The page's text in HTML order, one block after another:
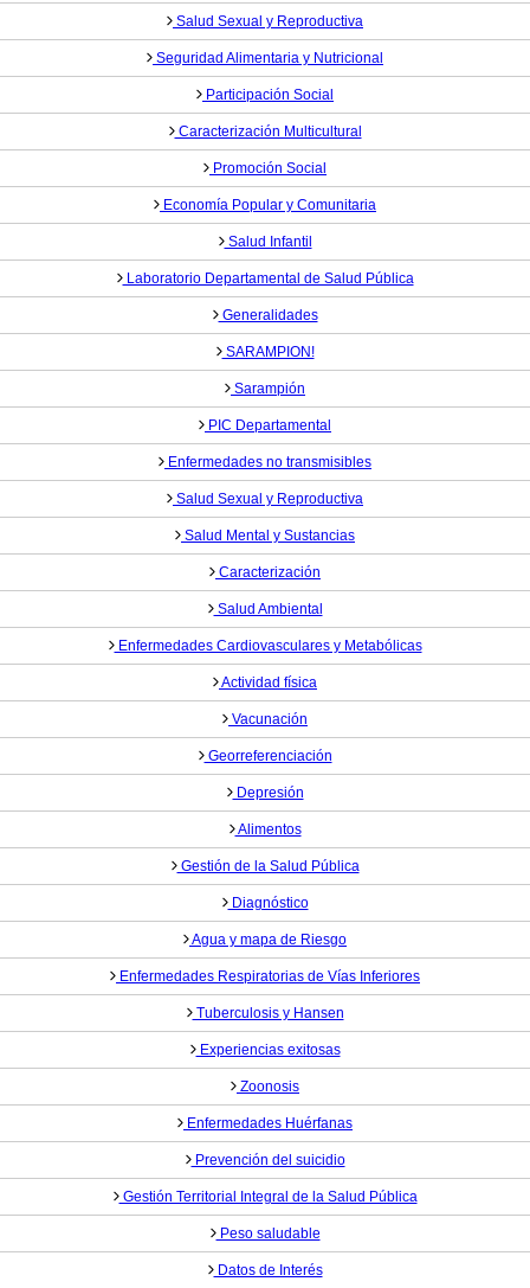
Salud Sexual y Reproductiva
Seguridad Alimentaria y Nutricional
Participación Social
Caracterización Multicultural
Promoción Social
Economía Popular y Comunitaria
Salud Infantil
Laboratorio Departamental de Salud Pública
Generalidades
SARAMPION!
Sarampión
PIC Departamental
Enfermedades no transmisibles
Salud Sexual y Reproductiva
Salud Mental y Sustancias
Caracterización
Salud Ambiental
Enfermedades Cardiovasculares y Metabólicas
Actividad física
Vacunación
Georreferenciación
Depresión
Alimentos
Gestión de la Salud Pública
Diagnóstico
Agua y mapa de Riesgo
Enfermedades Respiratorias de Vías Inferiores
Tuberculosis y Hansen
Experiencias exitosas
Zoonosis
Enfermedades Huérfanas
Prevención del suicidio
Gestión Territorial Integral de la Salud Pública
Peso saludable
Datos de Interés